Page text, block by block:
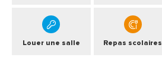
Louer une salle Repas scolaires